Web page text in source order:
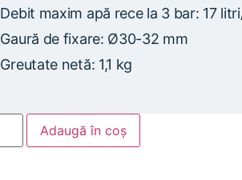
Debit maxim apă rece la 3 bar: 17
Gaură de fixare: Ø30-32 mm
Greutate netă: 1,1 kg
Adaugă în coș